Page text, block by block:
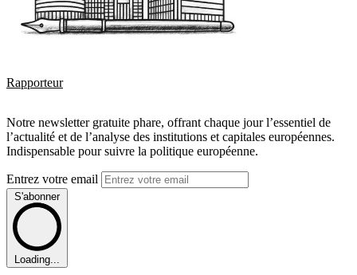
Rapporteur
Notre newsletter gratuite phare, offrant chaque jour l’essentiel de
l’actualité et de l’analyse des institutions et capitales européennes.
Indispensable pour suivre la politique européenne.
Entrez votre email
S'abonner
Loading...